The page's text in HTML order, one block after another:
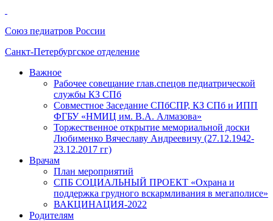
Союз педиатров России
Санкт-Петербургское отделение
Важное
Рабочее совещание глав.спецов педиатрической
службы КЗ СПб
Совместное Заседание СПбСПР, КЗ СПб и ИПП
ФГБУ «НМИЦ им. В.А. Алмазова»
Торжественное открытие мемориальной доски
Любименко Вячеславу Андреевичу (27.12.1942-
23.12.2017 гг)
Врачам
План мероприятий
СПБ СОЦИАЛЬНЫЙ ПРОЕКТ «Охрана и
поддержка грудного вскармливания в мегаполисе»
ВАКЦИНАЦИЯ-2022
Родителям